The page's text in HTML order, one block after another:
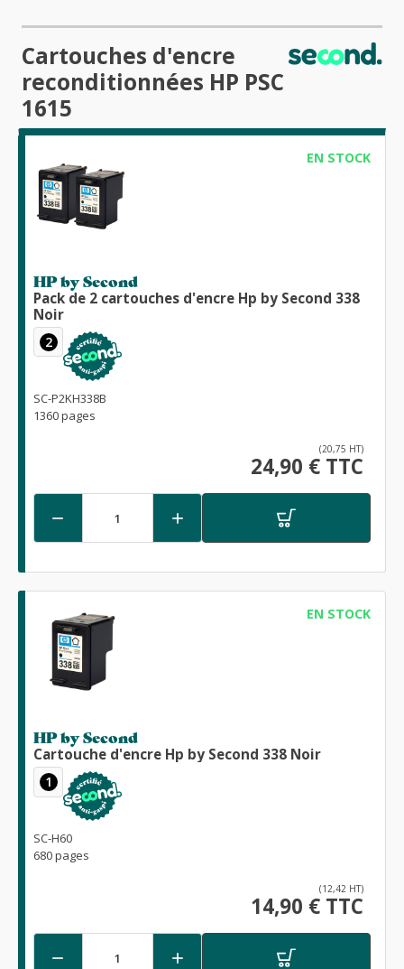
Cartouches d'encre
reconditionnées HP PSC
1615
EN STOCK
HP by Second
Pack de 2 cartouches d'encre Hp by Second 338
Noir
2
SC-P2KH338B
1360 pages
(20,75 HT)
24,90 € TTC
 
EN STOCK
HP by Second
Cartouche d'encre Hp by Second 338 Noir
1
SC-H60
680 pages
(12,42 HT)
14,90 € TTC
 